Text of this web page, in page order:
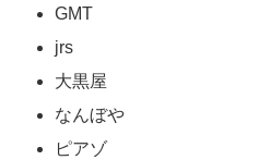
GMT
jrs
大黒屋
なんぼや
ピアゾ